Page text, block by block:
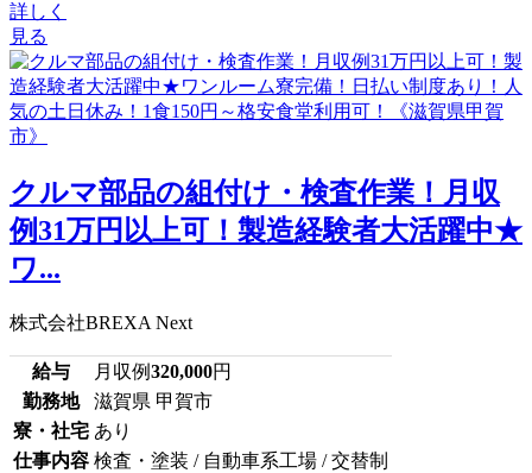
詳しく
見る
クルマ部品の組付け・検査作業！月収
例31万円以上可！製造経験者大活躍中★
ワ...
株式会社BREXA Next
給与 月収例320,000円
勤務地
滋賀県 甲賀市
寮・社宅 あり
仕事内容 検査・塗装 / 自動車系工場 / 交替制